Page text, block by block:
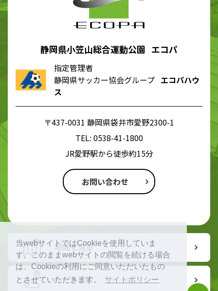
当webサイトではCookieを使用していま
す。このままwebサイトの閲覧を続ける場合
は、Cookieの利用にご同意いただいたもの
とさせていただきます。
サイトポリシー
静岡県小笠山総合運動公園 エコパ
指定管理者
静岡県サッカー協会グループ エコパハウ
ス
〒437-0031 静岡県袋井市愛野2300-1
TEL: 0538-41-1800
JR愛野駅から徒歩約15分
お問い合わせ
地図を見る
ルート検索